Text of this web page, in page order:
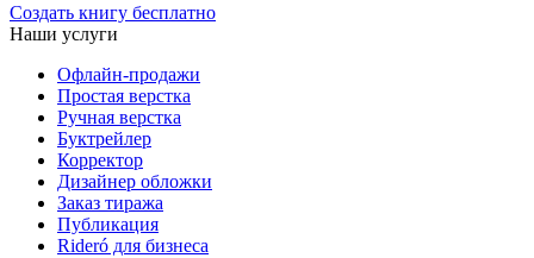
Создать книгу бесплатно
Наши услуги
Офлайн-продажи
Простая верстка
Ручная верстка
Буктрейлер
Корректор
Дизайнер обложки
Заказ тиража
Публикация
Rideró для бизнеса